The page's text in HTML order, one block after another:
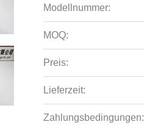
Modellnummer:
MOQ:
Preis:
Lieferzeit:
Zahlungsbedingungen: